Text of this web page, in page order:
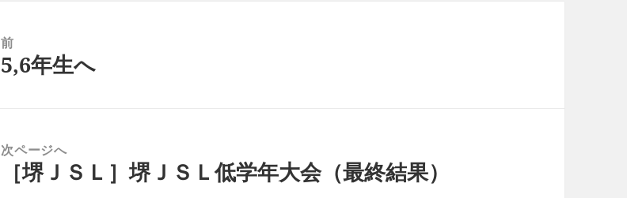
前
前
5,6年生へ
次ページへ
次［堺ＪＳＬ］堺ＪＳＬ低学年大会（最終結果）